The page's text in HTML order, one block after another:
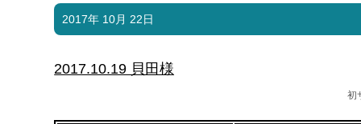
2017年 10月 22日
2017.10.19 貝田様
初